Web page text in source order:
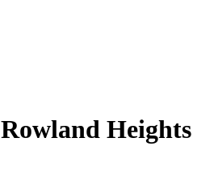
Rowland Heights